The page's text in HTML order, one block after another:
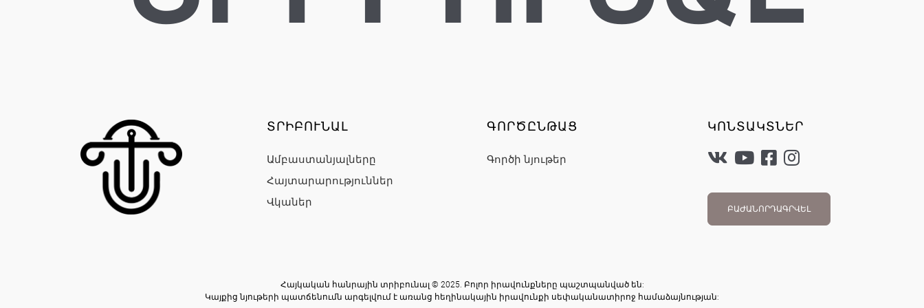
ՏՐԻԲՈՒՆԱԼ
Ամբաստանյալները
Հայտարարություններ
Վկաներ
ԳՈՐԾԸՆԹԱՑ
Գործի նյութեր
ԿՈՆՏԱԿՏՆԵՐ
ԲԱԺԱՆՈՐԴԱԳՐՎԵԼ
Հայկական հանրային տրիբունալ © 2025. Բոլոր իրավունքները պաշտպանված են:
Կայքից նյութերի պատճենումն արգելվում է առանց հեղինակային իրավունքի սեփականատիրոջ համաձայնության: